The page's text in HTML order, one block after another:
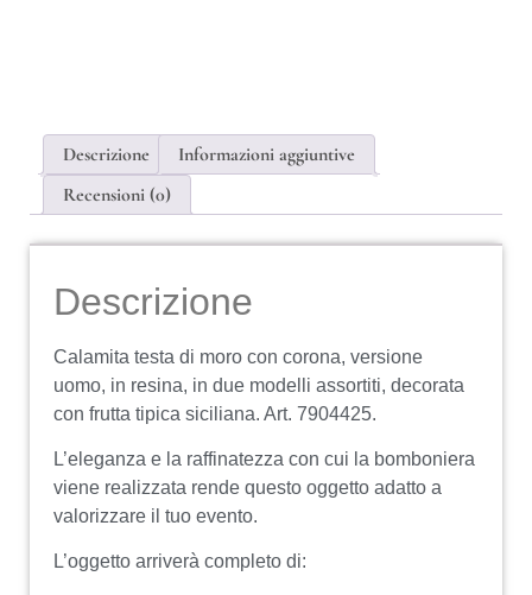
Descrizione
Informazioni aggiuntive
Recensioni (0)
Descrizione
Calamita testa di moro con corona, versione
uomo, in resina, in due modelli assortiti, decorata
con frutta tipica siciliana. Art. 7904425.
L’eleganza e la raffinatezza con cui la bomboniera
viene realizzata rende questo oggetto adatto a
valorizzare il tuo evento.
L’oggetto arriverà completo di: